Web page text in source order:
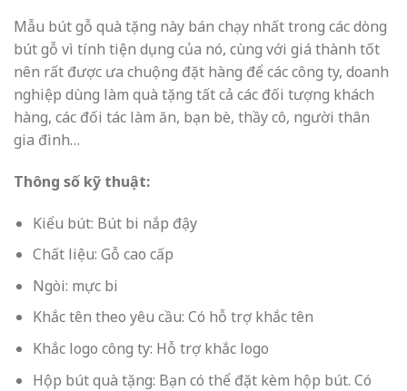
Mẫu bút gỗ quà tặng này bán chạy nhất trong các dòng
bút gỗ vì tính tiện dụng của nó, cùng với giá thành tốt
nên rất được ưa chuộng đặt hàng để các công ty, doanh
nghiệp dùng làm quà tặng tất cả các đối tượng khách
hàng, các đối tác làm ăn, bạn bè, thầy cô, người thân
gia đình…
Thông số kỹ thuật:
Kiểu bút: Bút bi nắp đậy
Chất liệu: Gỗ cao cấp
Ngòi: mực bi
Khắc tên theo yêu cầu: Có hỗ trợ khắc tên
Khắc logo công ty: Hỗ trợ khắc logo
Hộp bút quà tặng: Bạn có thể đặt kèm hộp bút. Có